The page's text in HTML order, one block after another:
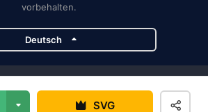
SVG
vorbehalten.
Deutsch